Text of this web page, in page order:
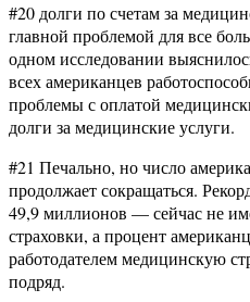
#20 долги по счетам за
главной проблемой для все
одном исследовании
всех американцев
проблемы с оплатой
долги за медицинские услуги.
#21 Печально, но число
продолжает сокращаться.
49,9 миллионов — сейчас не
страховки, а процент
работодателем медицинскую
подряд.